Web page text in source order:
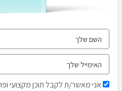
אני מאשר/ת לקבל תוכן מקצועי